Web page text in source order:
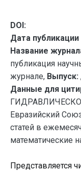
DOI:
Дата
Название
публикация
журнале, Выпуск:
Данные для
Евразийский
статей в
математические
Представляется